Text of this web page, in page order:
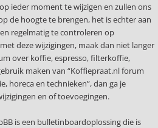
ieder moment te wijzigen en zullen ons
de hoogte te brengen, het is echter aan
regelmatig te controleren op
deze wijzigingen, maak dan niet langer
over koffie, espresso, filterkoffie,
maken van “Koffiepraat.nl forum
horeca en technieken”, dan ga je
en of toevoegingen.
is een bulletinboardoplossing die is